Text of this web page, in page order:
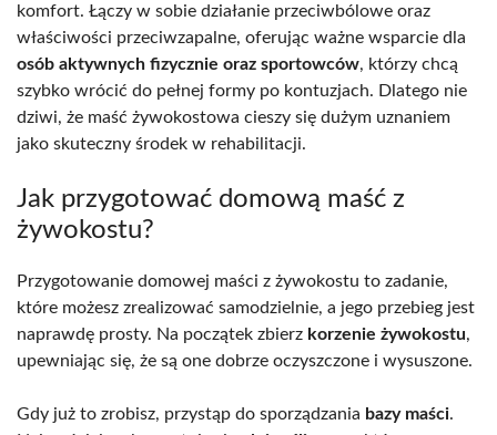
komfort. Łączy w sobie działanie przeciwbólowe oraz
właściwości przeciwzapalne, oferując ważne wsparcie dla
osób aktywnych fizycznie oraz sportowców, którzy chcą
szybko wrócić do pełnej formy po kontuzjach. Dlatego nie
dziwi, że maść żywokostowa cieszy się dużym uznaniem
jako skuteczny środek w rehabilitacji.
Jak przygotować domową maść z
żywokostu?
Przygotowanie domowej maści z żywokostu to zadanie,
które możesz zrealizować samodzielnie, a jego przebieg jest
naprawdę prosty. Na początek zbierz korzenie żywokostu,
upewniając się, że są one dobrze oczyszczone i wysuszone.
Gdy już to zrobisz, przystąp do sporządzania bazy maści.